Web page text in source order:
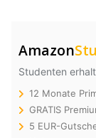
Amazon
Studenten
12 Monate
GRATIS
5 EUR-